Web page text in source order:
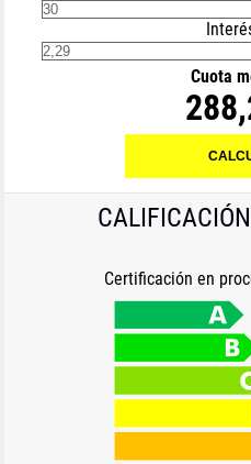
Cuota
Certificación en